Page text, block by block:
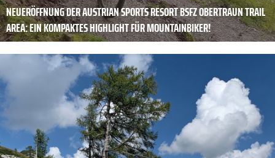
NEUERÖFFNUNG DER AUSTRIAN SPORTS RESORT BSFZ OBERTRAUN TRAIL
AREA: EIN KOMPAKTES HIGHLIGHT FÜR MOUNTAINBIKER!